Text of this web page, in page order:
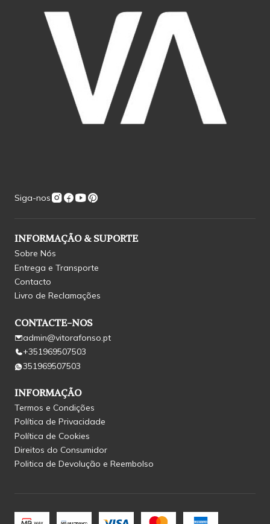
Siga-nos
INFORMAÇÃO & SUPORTE
Sobre Nós
Entrega e Transporte
Contacto
Livro de Reclamações
CONTACTE-NOS
admin@vitorafonso.pt
+351969507503
351969507503
INFORMAÇÃO
Termos e Condições
Política de Privacidade
Política de Cookies
Direitos do Consumidor
Politica de Devolução e Reembolso